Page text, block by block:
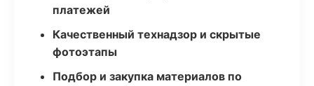
платежей
Качественный технадзор и скрытые
фотоэтапы
Подбор и закупка материалов по